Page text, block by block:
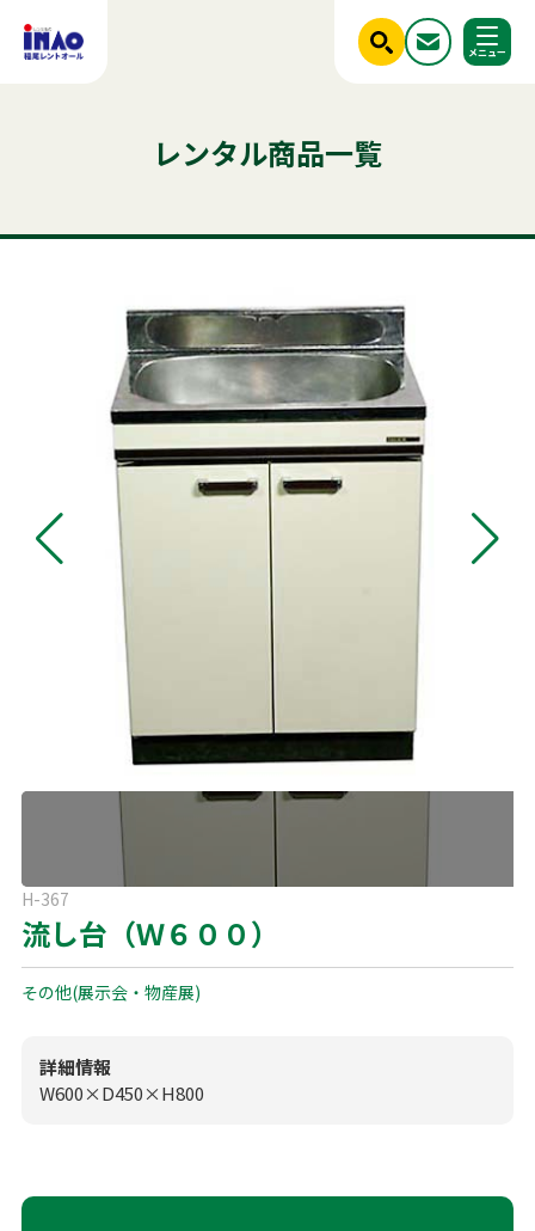
ご利用シーンから探す
はじめての方へ
レンタル規約
店舗情報
新着情報
実績紹介
見積依頼フォーム
お問い合わせ
よくある質問
プライバシーポリシー
見積リスト
電話お問い合わせ
板付店 092-589-0170
甘木店 0946-24-7622
※最終受付16:30まで
閉じる
テントテーブル発電機椅子クーラーフライヤーベンチ冷凍
商品ジャンルから探す ご利用シーンから探す
セット商品 照明機器
屋外イベント用品
展示会用品
模擬店用品
映像・音響機器 電化製品
レンタル商品一覧
流し台（Ｗ６００）
H-367
その他(展示会・物産展)
詳細情報
W600×D450×H800